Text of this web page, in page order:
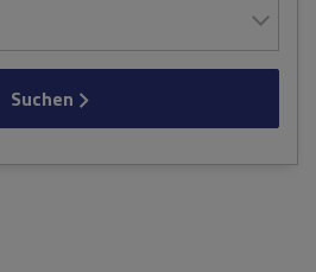
Suchen